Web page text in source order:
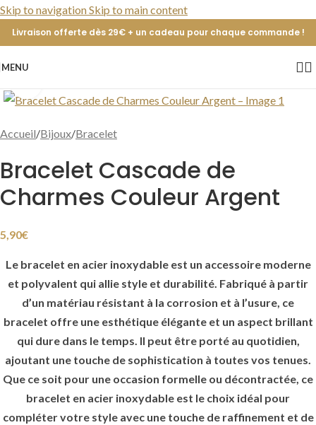
Skip to navigationSkip to main content
Livraison offerte dès 29€ + un cadeau pour chaque commande !
MENU
Accueil/Bijoux/Bracelet
Bracelet Cascade de
Charmes Couleur Argent
5,90€
Le bracelet en acier inoxydable est un accessoire moderne
et polyvalent qui allie style et durabilité. Fabriqué à partir
d’un matériau résistant à la corrosion et à l’usure, ce
bracelet offre une esthétique élégante et un aspect brillant
qui dure dans le temps. Il peut être porté au quotidien,
ajoutant une touche de sophistication à toutes vos tenues.
Que ce soit pour une occasion formelle ou décontractée, ce
bracelet en acier inoxydable est le choix idéal pour
compléter votre style avec une touche de raffinement et de